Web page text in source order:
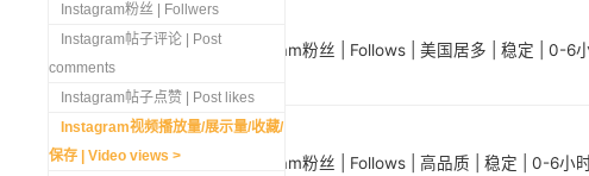
1444 Instagram粉丝 | Follows | 美国居多 | 稳定 | 0-6
1298 Instagram粉丝 | Follows | 高品质 | 稳定 | 0-6小
Instagram粉丝 | Follwers
Instagram帖子评论 | Post
comments
Instagram帖子点赞 | Post likes
Instagram视频播放量/展示量/收藏/
保存 | Video views